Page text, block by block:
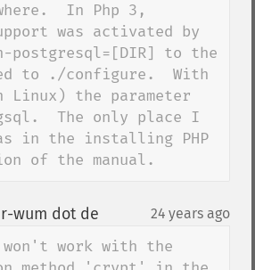
In Php 3,
was activated by
postgresql=[DIR] to the
to ./configure.  With
Linux) the parameter
The only place I
in the installing PHP
of the manual.
wum dot de 24 years ago
won't work with the